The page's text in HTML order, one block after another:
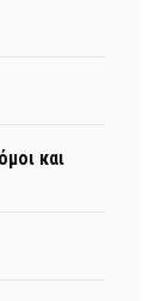
και